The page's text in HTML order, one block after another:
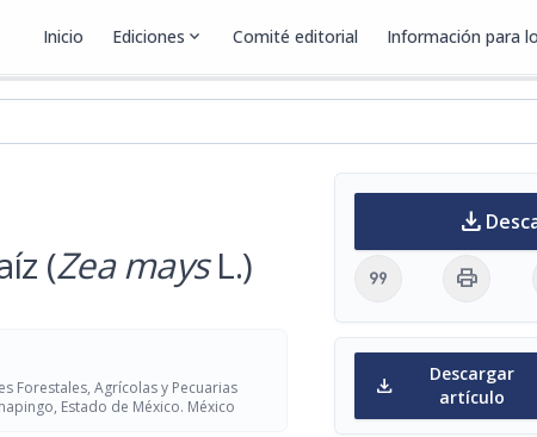
Inicio Ediciones expand_more Comité editorial Información para
(Zea maysL.)
Forestales, Agrícolas y Pecuarias
Estado de México. México
download
format_quote print
download
Descargar
artículo